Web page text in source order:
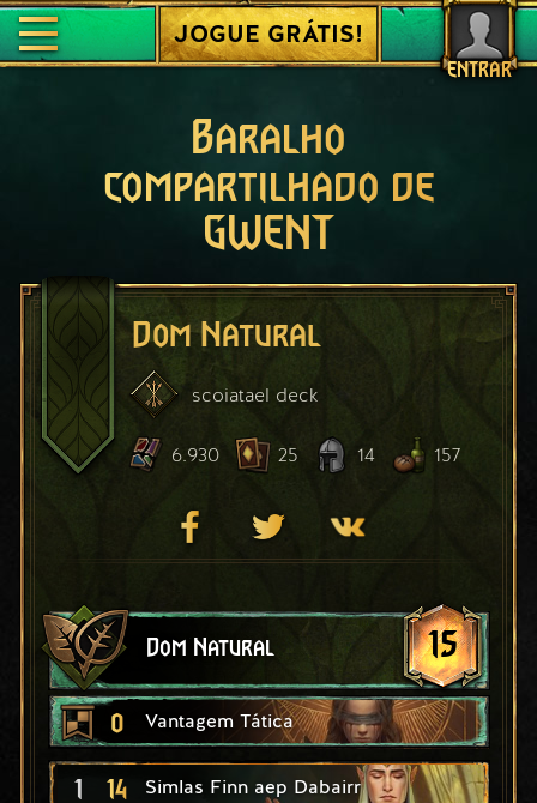
ENTRAR
JOGUE GRÁTIS!
Baralho
compartilhado de
GWENT
Dom Natural
scoiatael deck
6.930 25 14 157
Dom Natural 15
0 Vantagem Tática
1 14 Simlas Finn aep Dabairr